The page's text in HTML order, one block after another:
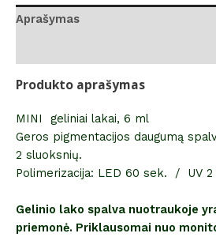
Aprašymas
Produkto aprašymas
MINI geliniai lakai, 6 ml
Geros pigmentacijos daugumą
2 sluoksnių.
Polimerizacija: LED 60 sek. / UV
Gelinio lako spalva nuotraukoje
priemonė. Priklausomai nuo